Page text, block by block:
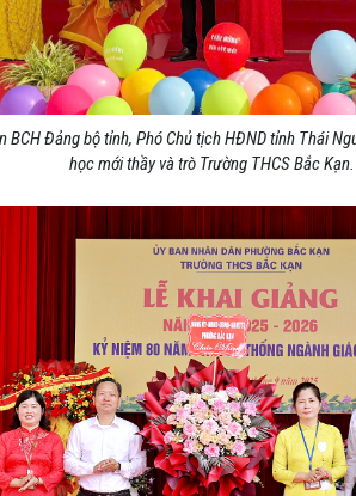
BCH Đảng bộ tỉnh, Phó Chủ tịch HĐND tỉnh Thái
học mới thầy và trò Trường THCSBắc Kạn.